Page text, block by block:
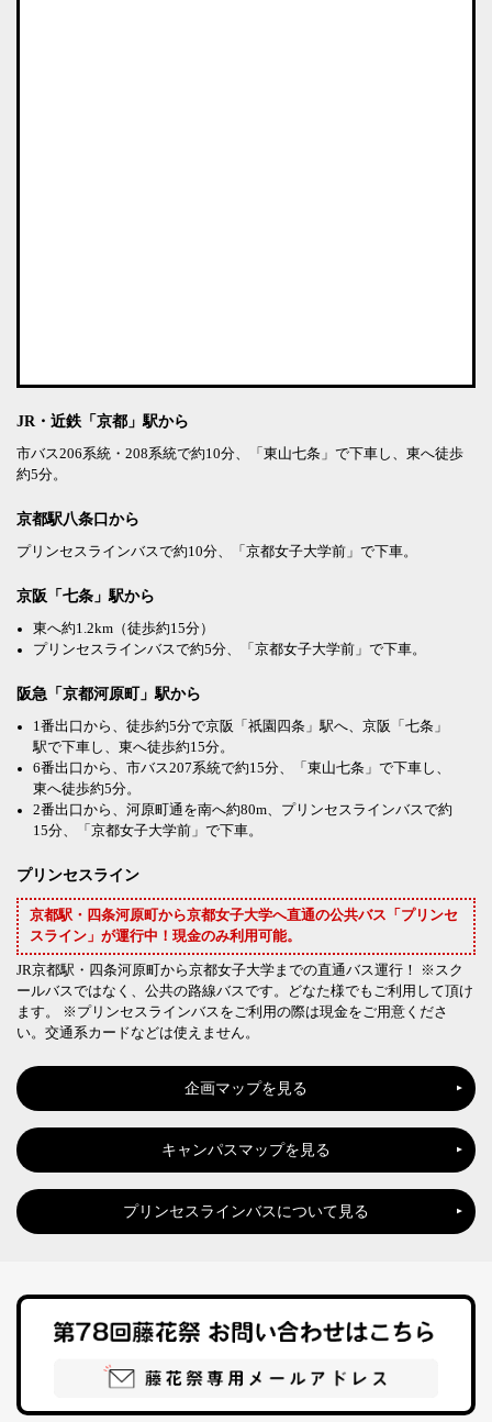
JR・近鉄「京都」駅から
市バス206系統・208系統で約10分、「東山七条」で下車し、東へ徒歩
約5分。
京都駅八条口から
プリンセスラインバスで約10分、「京都女子大学前」で下車。
京阪「七条」駅から
東へ約1.2km（徒歩約15分）
プリンセスラインバスで約5分、「京都女子大学前」で下車。
阪急「京都河原町」駅から
1番出口から、徒歩約5分で京阪「祇園四条」駅へ、京阪「七条」
駅で下車し、東へ徒歩約15分。
6番出口から、市バス207系統で約15分、「東山七条」で下車し、
東へ徒歩約5分。
2番出口から、河原町通を南へ約80m、プリンセスラインバスで約
15分、「京都女子大学前」で下車。
プリンセスライン
京都駅・四条河原町から京都女子大学へ直通の公共バス「プリンセ
スライン」が運行中！現金のみ利用可能。
JR京都駅・四条河原町から京都女子大学までの直通バス運行！ ※スク
ールバスではなく、公共の路線バスです。どなた様でもご利用して頂け
ます。 ※プリンセスラインバスをご利用の際は現金をご用意くださ
い。交通系カードなどは使えません。
企画マップを見る
キャンパスマップを見る
プリンセスラインバスについて見る